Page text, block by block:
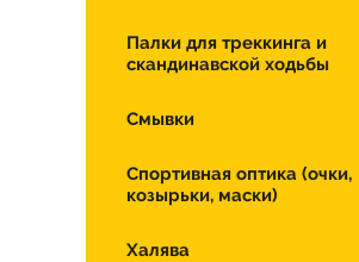
Палки для треккинга и
скандинавской ходьбы
Смывки
Спортивная оптика (очки,
козырьки, маски)
Халява